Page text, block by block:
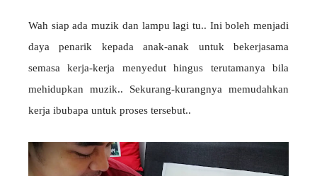
Wah siap ada muzik dan lampu lagi tu.. Ini boleh menjadi
daya penarik kepada anak-anak untuk bekerjasama
semasa kerja-kerja menyedut hingus terutamanya bila
mehidupkan muzik.. Sekurang-kurangnya memudahkan
kerja ibubapa untuk proses tersebut..